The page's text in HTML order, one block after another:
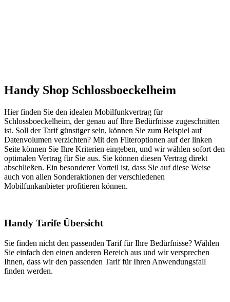
Handy Shop Schlossboeckelheim
Hier finden Sie den idealen Mobilfunkvertrag für
Schlossboeckelheim, der genau auf Ihre Bedürfnisse zugeschnitten
ist. Soll der Tarif günstiger sein, können Sie zum Beispiel auf
Datenvolumen verzichten? Mit den Filteroptionen auf der linken
Seite können Sie Ihre Kriterien eingeben, und wir wählen sofort den
optimalen Vertrag für Sie aus. Sie können diesen Vertrag direkt
abschließen. Ein besonderer Vorteil ist, dass Sie auf diese Weise
auch von allen Sonderaktionen der verschiedenen
Mobilfunkanbieter profitieren können.
Handy Tarife Übersicht
Sie finden nicht den passenden Tarif für Ihre Bedürfnisse? Wählen
Sie einfach den einen anderen Bereich aus und wir versprechen
Ihnen, dass wir den passenden Tarif für Ihren Anwendungsfall
finden werden.